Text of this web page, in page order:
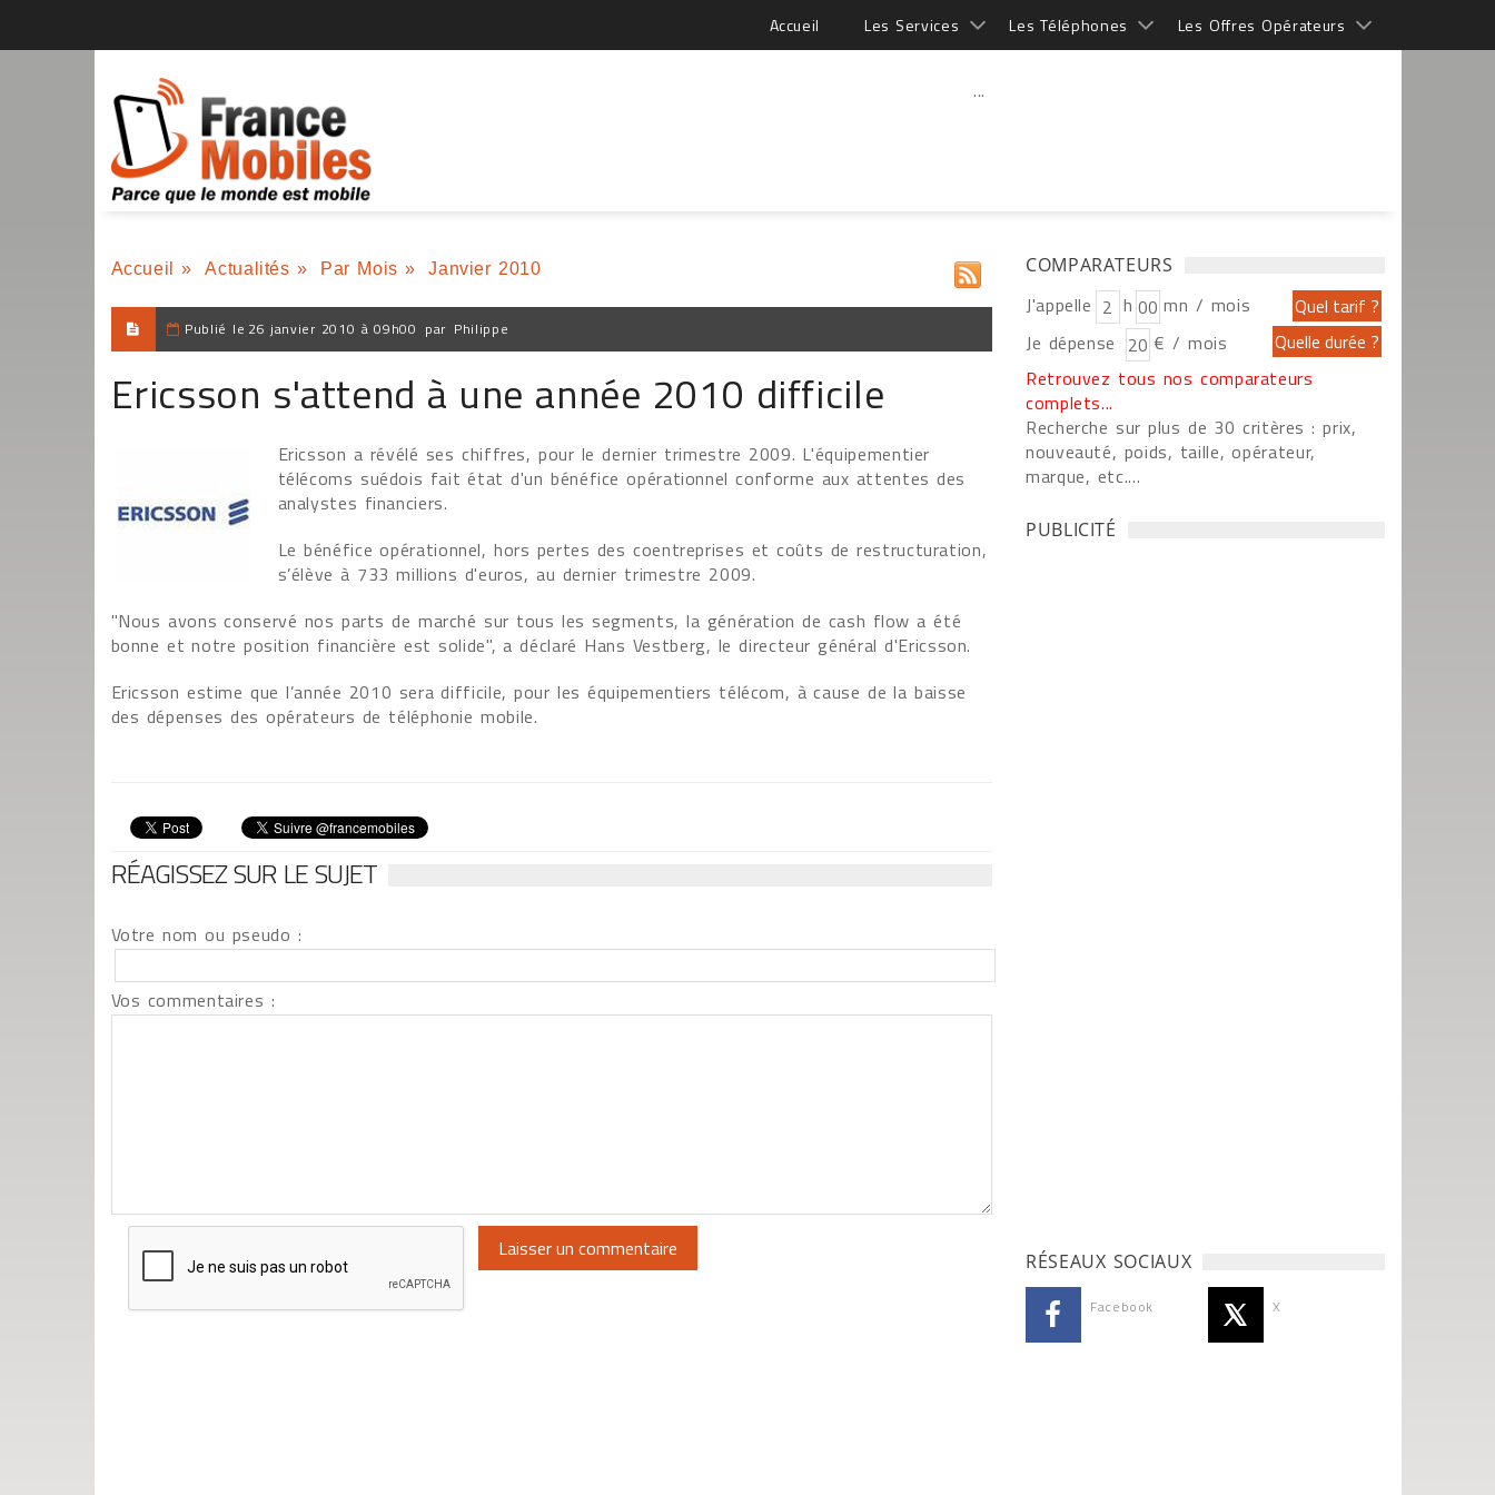
Accueil Les Services Les Téléphones Les Offres Opérateurs
...
Accueil » Actualités » Par Mois » Janvier 2010
Publié le 26 janvier 2010 à 09h00 par Philippe
Ericsson s'attend à une année 2010 difficile
Ericsson a révélé ses chiffres, pour le dernier trimestre 2009. L'équipementier
télécoms suédois fait état d'un bénéfice opérationnel conforme aux attentes des
analystes financiers.
Le bénéfice opérationnel, hors pertes des coentreprises et coûts de restructuration,
s’élève à 733 millions d'euros, au dernier trimestre 2009.
"Nous avons conservé nos parts de marché sur tous les segments, la génération de cash flow a été
bonne et notre position financière est solide", a déclaré Hans Vestberg, le directeur général d'Ericsson.
Ericsson estime que l’année 2010 sera difficile, pour les équipementiers télécom, à cause de la baisse
des dépenses des opérateurs de téléphonie mobile.
RÉAGISSEZ SUR LE SUJET
Votre nom ou pseudo :
Vos commentaires :
COMPARATEURS
J'appelle h
mn / mois
Je dépense
€ / mois
Retrouvez tous nos comparateurs
complets...
Recherche sur plus de 30 critères : prix,
nouveauté, poids, taille, opérateur,
marque, etc....
PUBLICITÉ
RÉSEAUX SOCIAUX
Facebook X